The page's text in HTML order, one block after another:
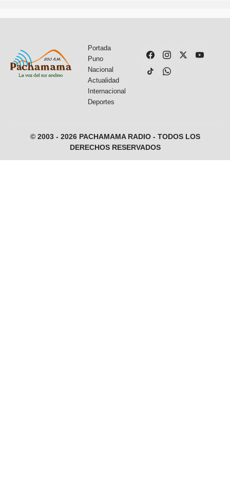
Portada
Puno
Nacional
Actualidad
Internacional
Deportes
© 2003 - 2026 PACHAMAMA RADIO - TODOS LOS
DERECHOS RESERVADOS